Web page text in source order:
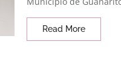
Read More